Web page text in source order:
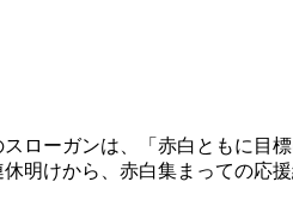
ローガンは、「赤白ともに目
明けから、赤白集まっての応